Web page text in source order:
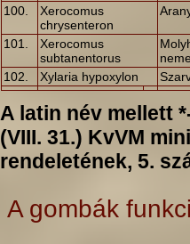
100.
Xerocomus
chrysenteron
101.
Xerocomus
subtanentorus
102.
Xylaria hypoxylon
A latin név mellett
(VIII. 31.) KvVM
rendeletének, 5.
A gombák